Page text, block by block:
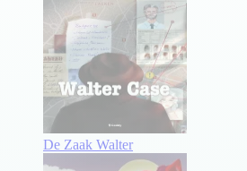
De Zaak Walter